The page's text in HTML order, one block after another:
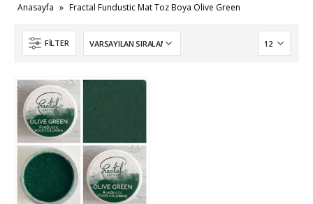
Anasayfa » Fractal Fundustic Mat Toz Boya Olive Green
FILTER